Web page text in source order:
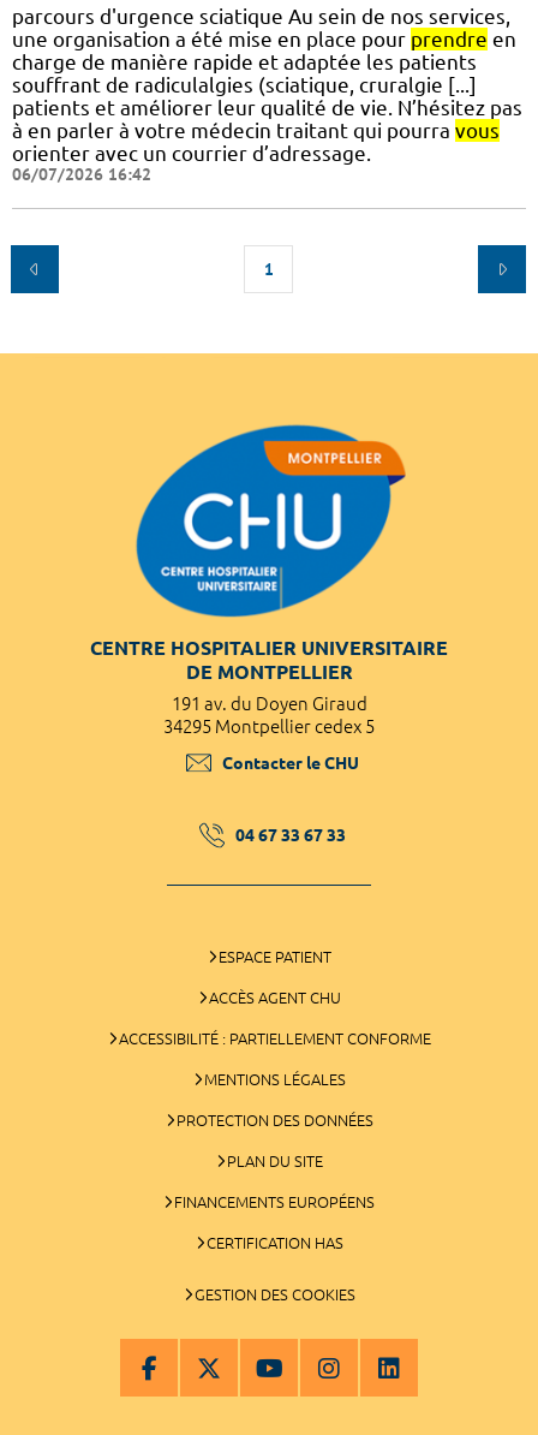
parcours d'urgence sciatique Au sein de nos services,
une organisation a été mise en place pour prendre en
charge de manière rapide et adaptée les patients
souffrant de radiculalgies (sciatique, cruralgie [...]
patients et améliorer leur qualité de vie. N’hésitez pas
à en parler à votre médecin traitant qui pourra vous
orienter avec un courrier d’adressage.
06/07/2026 16:42
1
CENTRE HOSPITALIER UNIVERSITAIRE
DE MONTPELLIER
191 av. du Doyen Giraud
34295 Montpellier cedex 5
Contacter le CHU
04 67 33 67 33
ESPACE PATIENT
ACCÈS AGENT CHU
ACCESSIBILITÉ : PARTIELLEMENT CONFORME
MENTIONS LÉGALES
PROTECTION DES DONNÉES
PLAN DU SITE
FINANCEMENTS EUROPÉENS
CERTIFICATION HAS
GESTION DES COOKIES